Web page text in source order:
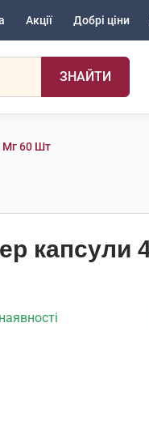
Акції Добрі ціни
ЗНАЙТИ
Мг 60 Шт
капсули